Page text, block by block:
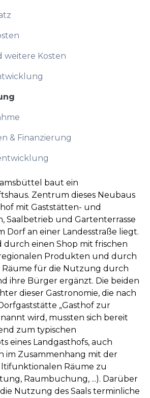
weitere Kosten
& Finanzierung
baut ein
Zentrum dieses Neubaus
mit Gaststätten- und
Saalbetrieb und Gartenterrasse
Dorf an einer Landesstraße liegt.
durch einen Shop mit frischen
Produkten und durch
für die Nutzung durch
ihre Bürger ergänzt. Die beiden
dieser Gastronomie, die nach
„Gasthof zur
wird, mussten sich bereit
zum typischen
eines Landgasthofs, auch
im Zusammenhang mit der
Räume zu
Raumbuchung, ...). Darüber
Nutzung des Saals terminliche